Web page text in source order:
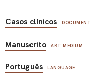
Casos clínicos
Manuscrito ART MEDIUM
Português LANGUAGE